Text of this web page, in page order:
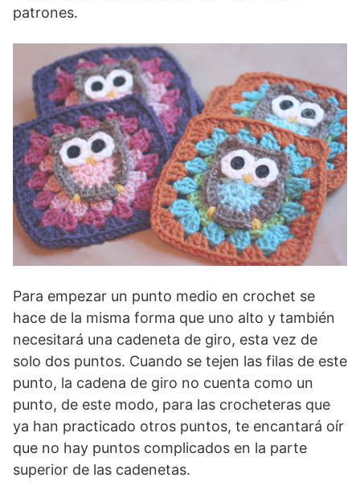
patrones.
Para empezar un punto medio en crochet se
hace de la misma forma que uno alto y también
necesitará una cadeneta de giro, esta vez de
solo dos puntos. Cuando se tejen las filas de este
punto, la cadena de giro no cuenta como un
punto, de este modo, para las crocheteras que
ya han practicado otros puntos, te encantará oír
que no hay puntos complicados en la parte
superior de las cadenetas.